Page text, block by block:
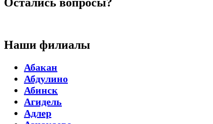
Остались вопросы?
Наши филиалы
Абакан
Абдулино
Абинск
Агидель
Адлер